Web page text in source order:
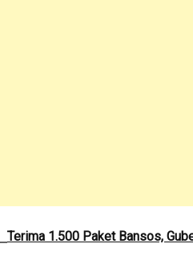
Terima 1.500 Paket Bansos,